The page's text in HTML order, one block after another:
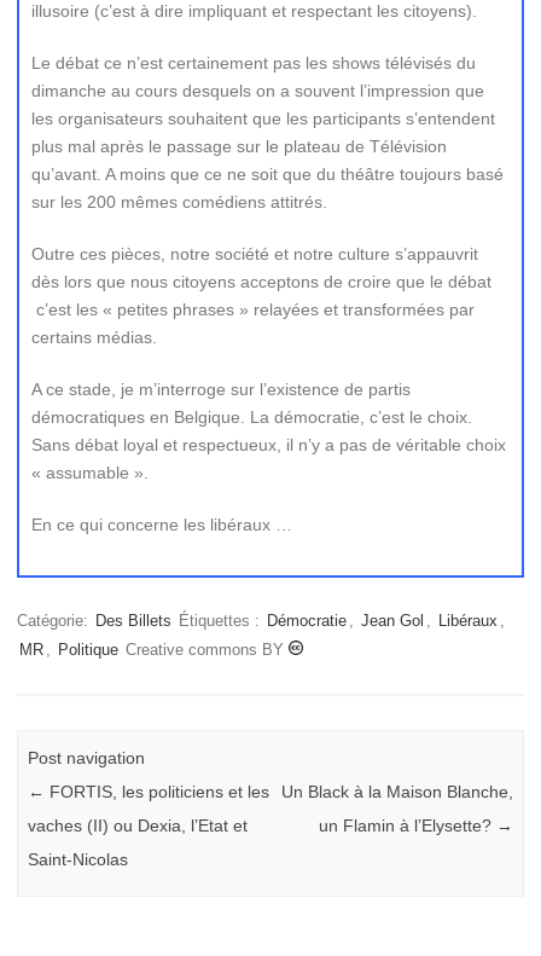
illusoire (c’est à dire impliquant et respectant les citoyens).
Le débat ce n’est certainement pas les shows télévisés du
dimanche au cours desquels on a souvent l’impression que
les organisateurs souhaitent que les participants s’entendent
plus mal après le passage sur le plateau de Télévision
qu’avant. A moins que ce ne soit que du théâtre toujours basé
sur les 200 mêmes comédiens attitrés.
Outre ces pièces, notre société et notre culture s’appauvrit
dès lors que nous citoyens acceptons de croire que le débat
c’est les « petites phrases » relayées et transformées par
certains médias.
A ce stade, je m’interroge sur l’existence de partis
démocratiques en Belgique. La démocratie, c’est le choix.
Sans débat loyal et respectueux, il n’y a pas de véritable choix
« assumable ».
En ce qui concerne les libéraux …
Catégorie: Des Billets Étiquettes : Démocratie , Jean Gol , Libéraux ,
MR , Politique Creative commons BY
Post navigation
← FORTIS, les politiciens et les
vaches (II) ou Dexia, l’Etat et
Saint-Nicolas
Un Black à la Maison Blanche,
un Flamin à l’Elysette? →